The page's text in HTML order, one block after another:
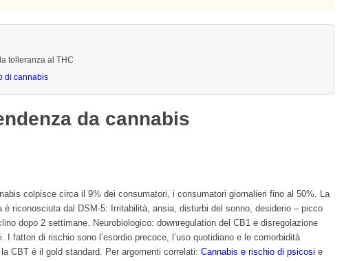
tolleranza al THC
di cannabis
da cannabis
colpisce circa il 9% dei consumatori, i consumatori giornalieri fino al 50%. La
è riconosciuta dal DSM-5: Irritabilità, ansia, disturbi del sonno, desiderio – picco
dopo 2 settimane. Neurobiologico: downregulation del CB1 e disregolazione
I fattori di rischio sono l’esordio precoce, l’uso quotidiano e le comorbidità
CBT è il gold standard. Per argomenti correlati: Cannabis e rischio di psicosi e